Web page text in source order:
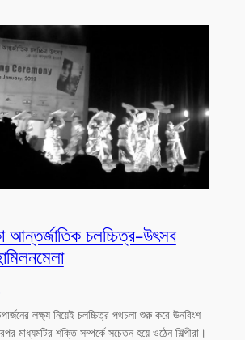
আন্তর্জাতিক চলচ্চিত্র-উৎসব
লক্ষ্য নিয়েই চলচ্চিত্র পথচলা শুরু করে ঊনবিংশ
মাধ্যমটির শক্তি সম্পর্কে সচেতন হয়ে ওঠেন শিল্পীরা।